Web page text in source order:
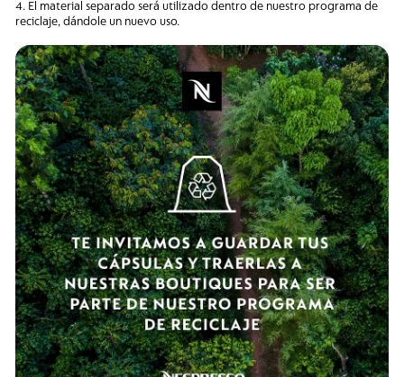
4. El material separado será utilizado dentro de nuestro programa de
reciclaje, dándole un nuevo uso.